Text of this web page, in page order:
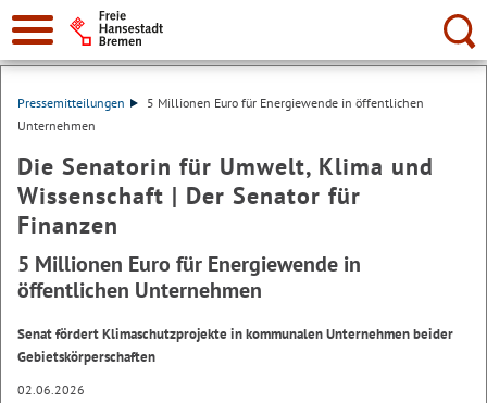
Suche:
Pressemitteilungen
5 Millionen Euro für Energiewende in öffentlichen
Unternehmen
Die Senatorin für Umwelt, Klima und
Wissenschaft | Der Senator für
Finanzen
5 Millionen Euro für Energiewende in
öffentlichen Unternehmen
Senat fördert Klimaschutzprojekte in kommunalen Unternehmen beider
Gebietskörperschaften
02.06.2026